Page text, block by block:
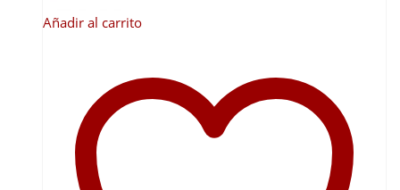
Añadir al carrito